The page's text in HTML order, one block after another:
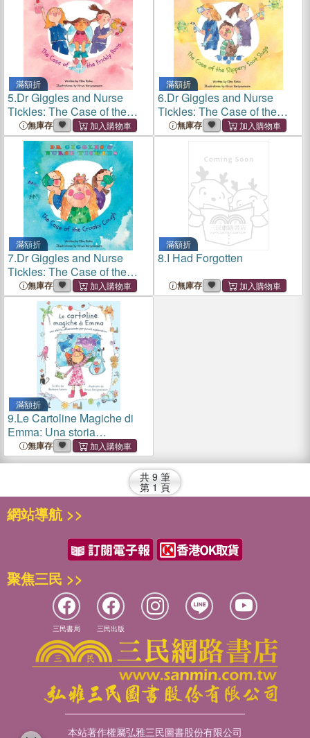
滿額折
5.Dr Giggles and Nurse
Tickles: The Case of the
Prickly Poos
無庫存
滿額折
6.Dr Giggles and Nurse
Tickles: The Case of the
Slippery Snot Slugs
無庫存
滿額折
7.Dr Giggles and Nurse
Tickles: The Case of the
Croaky Cough
無庫存
滿額折
8.I Had Forgotten
無庫存
滿額折
9.Le Cartoline Magiche di
Emma: Una storia
affascinante per piccoli
esploratori
無庫存
共 9 筆
第 1 頁
網站導航 >>
聚焦三民 >>
三民書局 三民出版
本站著作權屬弘雅三民圖書股份有限公司